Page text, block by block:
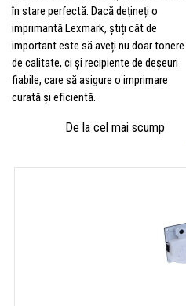
în stare perfectă. Dacă dețineți o
imprimantă Lexmark, știți cât de
important este să aveți nu doar tonere
de calitate, ci și recipiente de deșeuri
fiabile, care să asigure o imprimare
curată și eficientă.
De la cel mai scump